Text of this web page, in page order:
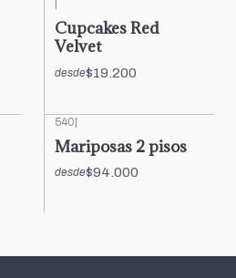
Cupcakes Red
Velvet
desde$19.200
540|
Mariposas 2 pisos
desde$94.000